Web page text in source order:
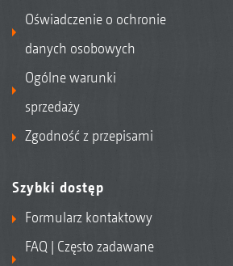
Oświadczenie o ochronie
danych osobowych
Ogólne warunki
sprzedaży
Zgodność z przepisami
Szybki dostęp
Formularz kontaktowy
FAQ | Często zadawane